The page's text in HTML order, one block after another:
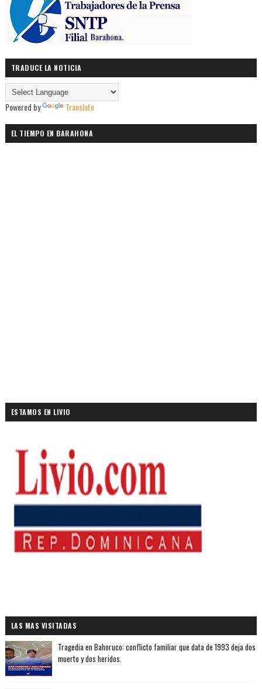
TRADUCE LA NOTICIA
Powered by Translate
EL TIEMPO EN BARAHONA
ESTAMOS EN LIVIO
LAS MAS VISITADAS
Tragedia en Bahoruco: conflicto familiar que data de 1993 deja dos
muerto y dos heridos.